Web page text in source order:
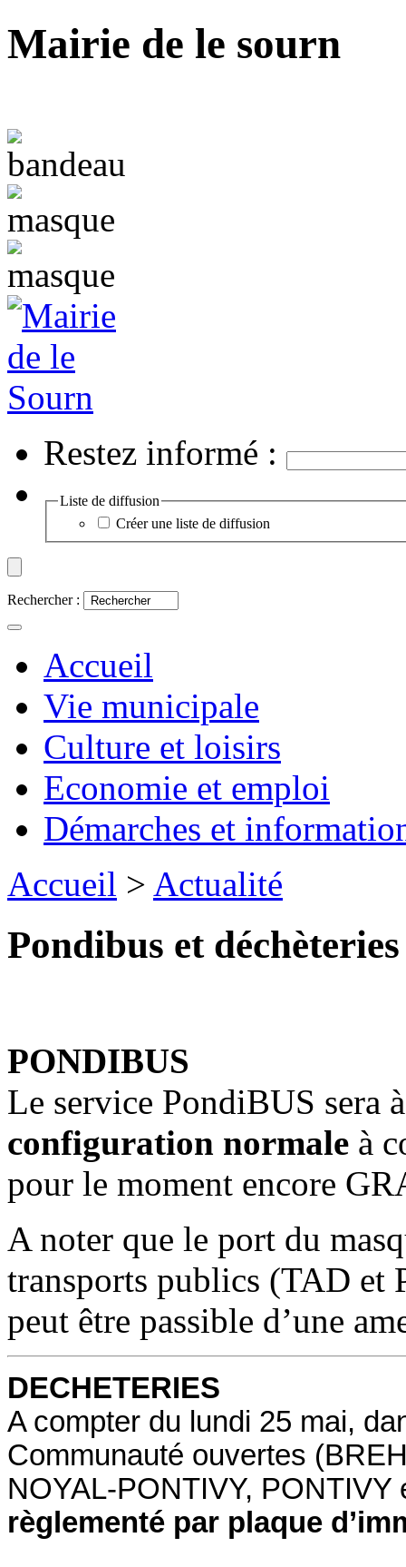
Mairie de le sourn
Restez informé :
Liste de diffusion
Créer une liste de diffusion
Rechercher :
Accueil
Vie municipale
Culture et loisirs
Economie et emploi
Démarches et
Accueil > Actualité
Pondibus et déchèteries
PONDIBUS
Le service PondiBUS sera
configuration normale à
pour le moment encore
A noter que le port du
transports publics (TAD et
peut être passible d’une
DECHETERIES
A compter du lundi 25 mai,
Communauté ouvertes
NOYAL-PONTIVY,
règlementé par plaque